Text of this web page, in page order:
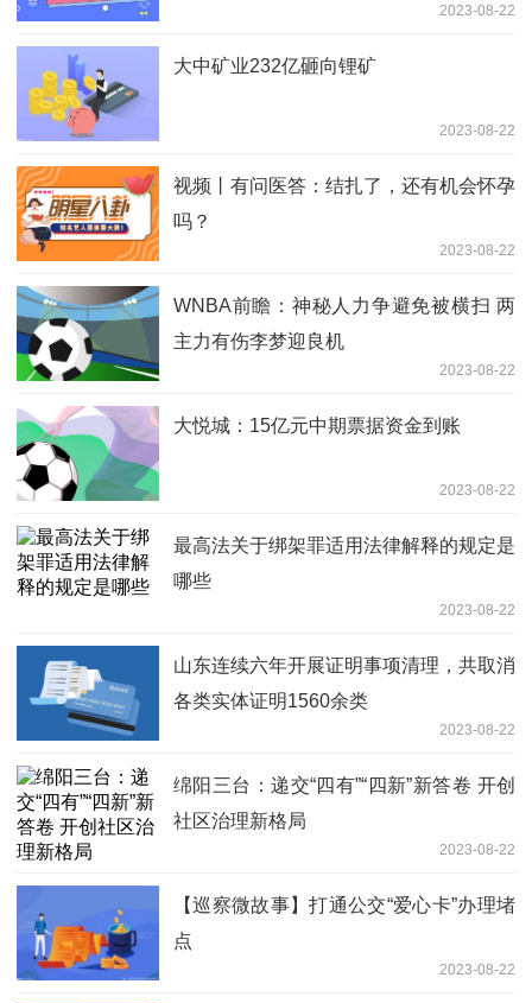
2023-08-22
大中矿业232亿砸向锂矿
2023-08-22
视频丨有问医答：结扎了，还有机会怀孕
吗？
2023-08-22
WNBA前瞻：神秘人力争避免被横扫 两
主力有伤李梦迎良机
2023-08-22
大悦城：15亿元中期票据资金到账
2023-08-22
最高法关于绑架罪适用法律解释的规定是
哪些
2023-08-22
山东连续六年开展证明事项清理，共取消
各类实体证明1560余类
2023-08-22
绵阳三台：递交“四有”“四新”新答卷 开创
社区治理新格局
2023-08-22
【巡察微故事】打通公交“爱心卡”办理堵
点
2023-08-22